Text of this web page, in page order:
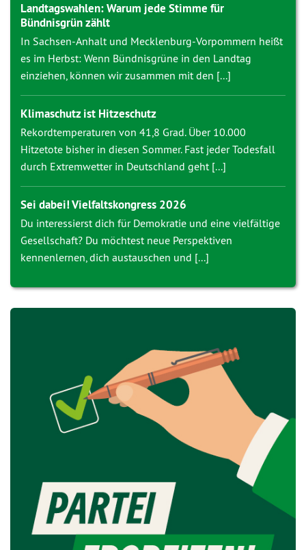
Landtagswahlen: Warum jede Stimme für
Bündnisgrün zählt
In Sachsen-Anhalt und Mecklenburg-Vorpommern heißt
es im Herbst: Wenn Bündnisgrüne in den Landtag
einziehen, können wir zusammen mit den [...]
Klimaschutz ist Hitzeschutz
Rekordtemperaturen von 41,8 Grad. Über 10.000
Hitzetote bisher in diesen Sommer. Fast jeder Todesfall
durch Extremwetter in Deutschland geht [...]
Sei dabei! Vielfaltskongress 2026
Du interessierst dich für Demokratie und eine vielfältige
Gesellschaft? Du möchtest neue Perspektiven
kennenlernen, dich austauschen und [...]